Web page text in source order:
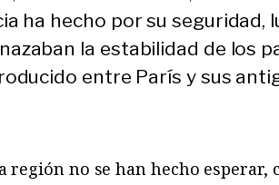
ha hecho por su
la estabilidad de los
entre París y sus
región no se han hecho